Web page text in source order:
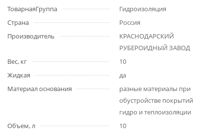
ТоварнаяГруппа
Гидроизоляция
Страна
Россия
Производитель
КРАСНОДАРСКИЙ
РУБЕРОИДНЫЙ ЗАВОД
Вес, кг
10
Жидкая
да
Материал основания
разные материалы при
обустройстве покрытий
гидро и теплоизоляции
Объем, л
10